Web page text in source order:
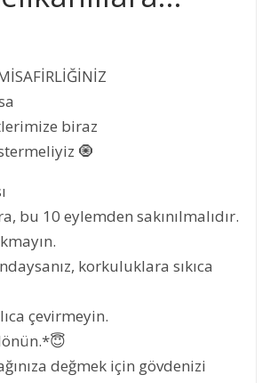
biraz
🧿
bu 10 eylemden sakınılmalıdır.
korkuluklara sıkıca
çevirmeyin.
değmek için gövdenizi